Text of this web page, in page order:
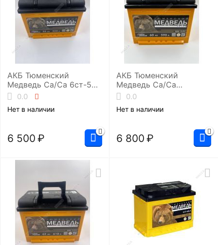
АКБ Тюменский
Медведь Ca/Ca 6ст-55.1
(L2/525EN)
0.0
Нет в наличии
6 500 ₽
АКБ Тюменский
Медведь Ca/Ca
6ст-60.0 (L2/590EN)
0.0
Нет в наличии
6 800 ₽